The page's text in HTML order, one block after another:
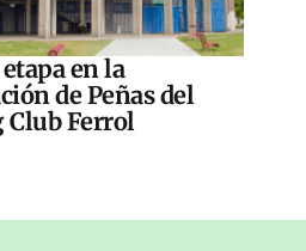
en la
de Peñas del
Club Ferrol